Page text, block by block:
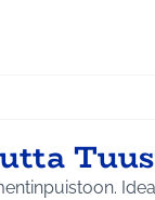
Tuusula
mukaan: Muut
Keudan pop up -